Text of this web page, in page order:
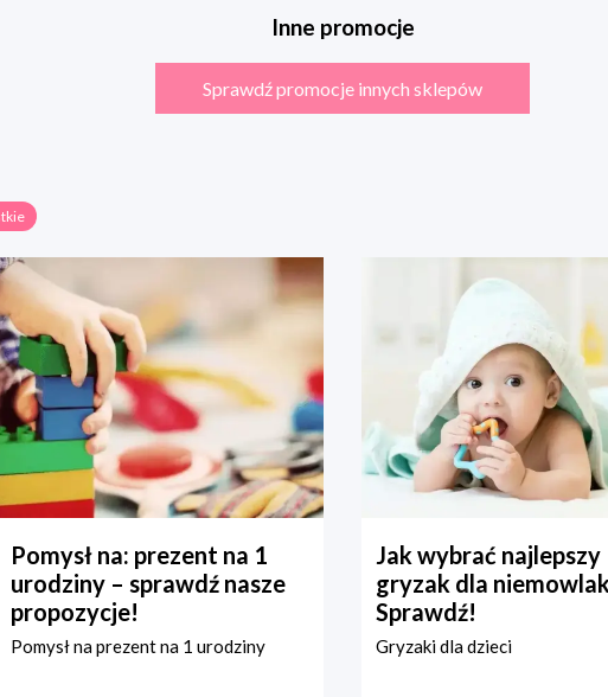
Inne promocje
Sprawdź promocje innych sklepów
Pomysł na: prezent na 1
urodziny – sprawdź nasze
propozycje!
Pomysł na prezent na 1 urodziny
Jak wybrać najlepszy
gryzak dla
Sprawdź!
Gryzaki dla dzieci